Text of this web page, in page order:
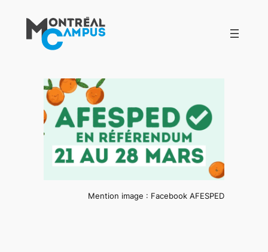
contenu
Mention image : Facebook AFESPED